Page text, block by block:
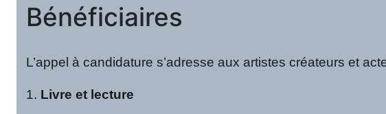
Bénéficiaires
L’appel à candidature s’adresse aux artistes créateurs et
1. Livre et lecture